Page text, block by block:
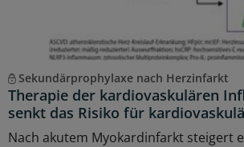
Sekundärprophylaxe nach Herzinfarkt
Therapie der kardiovaskulären
senkt das Risiko für
Nach akutem Myokardinfarkt steigert